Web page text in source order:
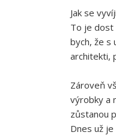
Jak se
To je dost
bych, že s
architekti,
Zároveň
výrobky a
zůstanou
Dnes už